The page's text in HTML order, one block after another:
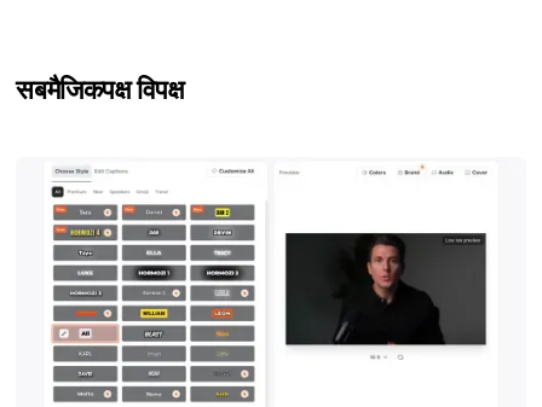
सबमैजिकपक्ष विपक्ष